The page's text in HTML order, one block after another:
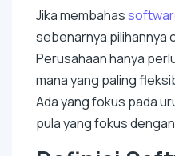
Jika membahas
sebenarnya pilihannya
Perusahaan hanya
mana yang paling
Ada yang fokus pada
pula yang fokus